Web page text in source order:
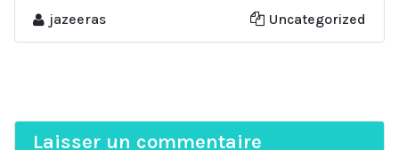
jazeeras Uncategorized
Laisser un commentaire